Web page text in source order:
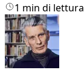
1 min di lettura